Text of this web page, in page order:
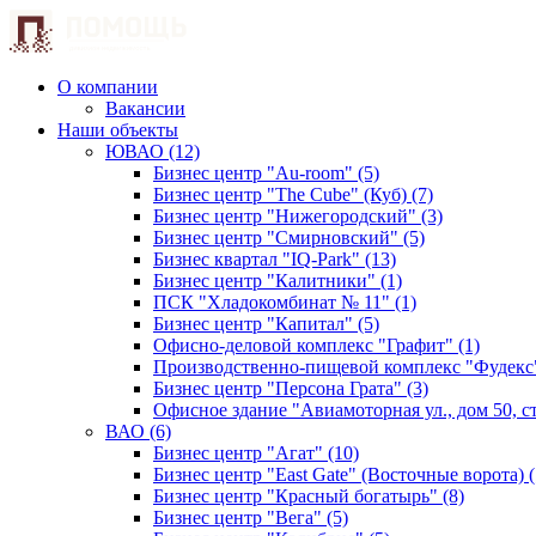
О компании
Вакансии
Наши объекты
ЮВАО (12)
Бизнес центр "Au-room" (5)
Бизнес центр "The Cube" (Куб) (7)
Бизнес центр "Нижегородский" (3)
Бизнес центр "Смирновский" (5)
Бизнес квартал "IQ-Park" (13)
Бизнес центр "Калитники" (1)
ПСК "Хладокомбинат № 11" (1)
Бизнес центр "Капитал" (5)
Офисно-деловой комплекс "Графит" (1)
Производственно-пищевой комплекс
Бизнес центр "Персона Грата" (3)
Офисное здание "Авиамоторная ул., дом 50,
ВАО (6)
Бизнес центр "Агат" (10)
Бизнес центр "East Gate" (Восточные ворота)
Бизнес центр "Красный богатырь" (8)
Бизнес центр "Вега" (5)